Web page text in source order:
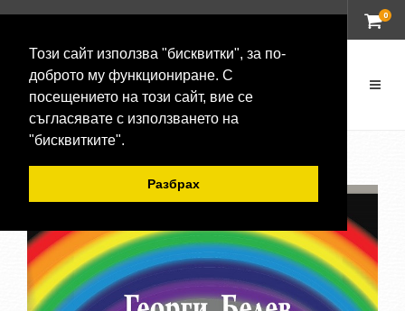
Този сайт използва "бисквитки", за по-
доброто му функциониране. С
посещението на този сайт, вие се
съгласявате с използването на
"бисквитките".
Разбрах
0
-20 %